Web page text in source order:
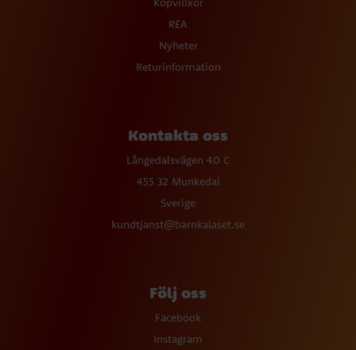
REA
Nyheter
Returinformation
Kontakta oss
Långedalsvägen 40 C
455 32 Munkedal
Sverige
kundtjanst@barnkalaset.se
Följ oss
Facebook
Instagram